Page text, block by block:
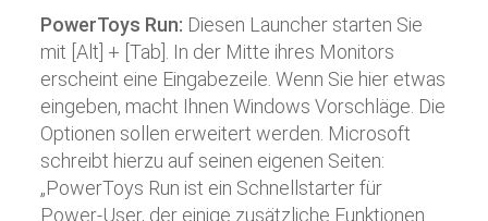
PowerToys Run: Diesen Launcher starten Sie
mit [Alt] + [Tab]. In der Mitte ihres Monitors
erscheint eine Eingabezeile. Wenn Sie hier etwas
eingeben, macht Ihnen Windows Vorschläge. Die
Optionen sollen erweitert werden. Microsoft
schreibt hierzu auf seinen eigenen Seiten:
„PowerToys Run ist ein Schnellstarter für
Power-User, der einige zusätzliche Funktionen